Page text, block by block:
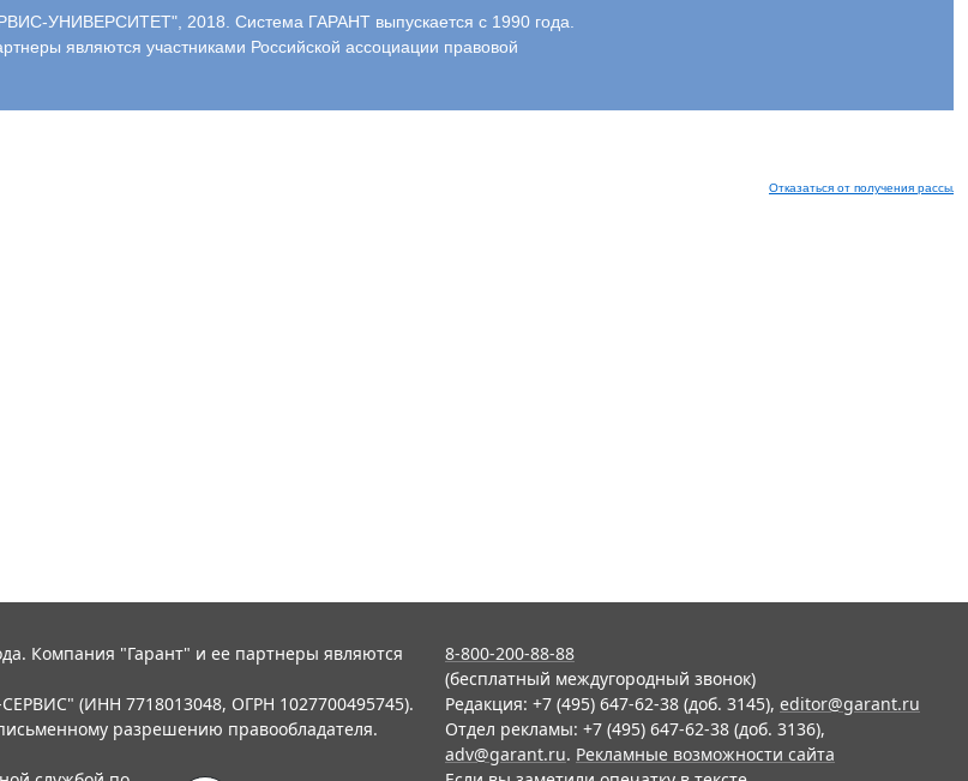
УНИВЕРСИТЕТ", 2018. Система ГАРАНТ выпускается с 1990 года.
являются участниками Российской ассоциации правовой
Отказаться от получения
Компания "Гарант" и ее партнеры являются
(ИНН 7718013048, ОГРН 1027700495745).
разрешению правообладателя.
8-800-200-88-88
(бесплатный междугородный звонок)
Редакция: +7 (495) 647-62-38 (доб. 3145), editor@garant.ru
Отдел рекламы: +7 (495) 647-62-38 (доб. 3136),
adv@garant.ru. Рекламные возможности сайта